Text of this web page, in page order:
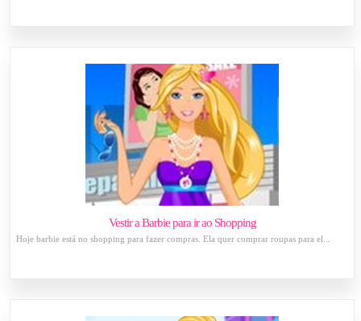
Vestir a Barbie para ir ao Shopping
Hoje barbie está no shopping para fazer compras. Ela quer comprar roupas para el...